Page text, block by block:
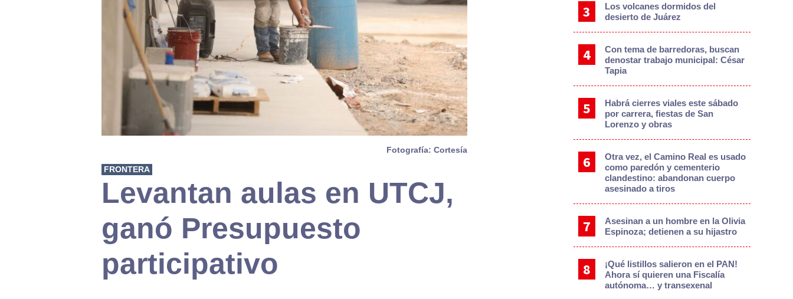
Fotografía: Cortesía
FRONTERA
Levantan aulas en UTCJ,
ganó Presupuesto
participativo
Los volcanes dormidos del
desierto de Juárez
Con tema de barredoras, buscan
denostar trabajo municipal: César
Tapia
Habrá cierres viales este sábado
por carrera, fiestas de San
Lorenzo y obras
Otra vez, el Camino Real es usado
como paredón y cementerio
clandestino: abandonan cuerpo
asesinado a tiros
Asesinan a un hombre en la Olivia
Espinoza; detienen a su hijastro
¡Qué listillos salieron en el PAN!
Ahora sí quieren una Fiscalía
autónoma… y transexenal